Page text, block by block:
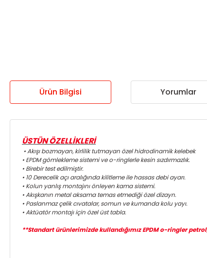
Ürün Bilgisi Yorumlar
ÜSTÜN ÖZELLİKLERİ
• Akışı bozmayan, kirlilik tutmayan özel hidrodinamik kelebek
• EPDM gömlekleme sistemi ve o-ringlerle kesin sızdırmazlık.
• Birebir test edilmiştir.
• 10 Derecelik açı aralığında kilitleme ile hassas debi ayarı.
• Kolun yanlış montajını önleyen kama sistemi.
• Akışkanın metal aksama temas etmediği özel dizayn.
• Paslanmaz çelik cıvatalar, somun ve kumanda kolu yayı.
• Aktüatör montajı için özel üst tabla.
**Standart ürünlerimizde kullandığımız EPDM o-ringler